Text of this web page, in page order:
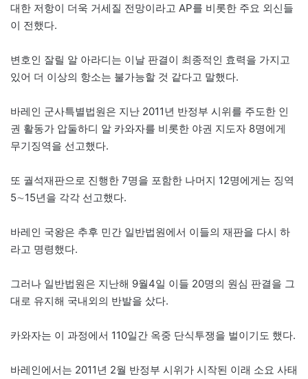
대한 저항이 더욱 거세질 전망이라고 AP를 비롯한 주요 외신들
이 전했다.
변호인 잘릴 알 아라디는 이날 판결이 최종적인 효력을 가지고
있어 더 이상의 항소는 불가능할 것 같다고 말했다.
바레인 군사특별법원은 지난 2011년 반정부 시위를 주도한 인
권 활동가 압둘하디 알 카와자를 비롯한 야권 지도자 8명에게
무기징역을 선고했다.
또 궐석재판으로 진행한 7명을 포함한 나머지 12명에게는 징역
5∼15년을 각각 선고했다.
바레인 국왕은 추후 민간 일반법원에서 이들의 재판을 다시 하
라고 명령했다.
그러나 일반법원은 지난해 9월4일 이들 20명의 원심 판결을 그
대로 유지해 국내외의 반발을 샀다.
카와자는 이 과정에서 110일간 옥중 단식투쟁을 벌이기도 했다.
바레인에서는 2011년 2월 반정부 시위가 시작된 이래 소요 사태